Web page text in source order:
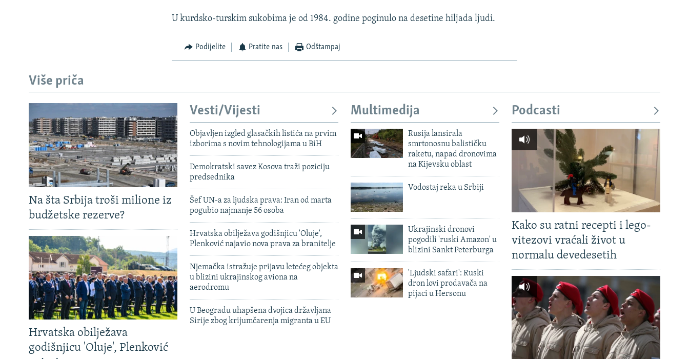
U kurdsko-turskim sukobima je od 1984. godine poginulo na desetine hiljada ljudi.
Podijelite Pratite nas Odštampaj
Više priča
Na šta Srbija troši milione iz
budžetske rezerve?
Hrvatska obilježava
godišnjicu 'Oluje', Plenković
Vesti/Vijesti
Objavljen izgled glasačkih listića na prvim
izborima s novim tehnologijama u BiH
Demokratski savez Kosova traži poziciju
predsednika
Šef UN-a za ljudska prava: Iran od marta
pogubio najmanje 56 osoba
Hrvatska obilježava godišnjicu 'Oluje',
Plenković najavio nova prava za branitelje
Njemačka istražuje prijavu letećeg objekta
u blizini ukrajinskog aviona na
aerodromu
U Beogradu uhapšena dvojica državljana
Sirije zbog krijumčarenja migranta u EU
Multimedija
Rusija lansirala
smrtonosnu balističku
raketu, napad dronovima
na Kijevsku oblast
Vodostaj reka u Srbiji
Ukrajinski dronovi
pogodili 'ruski Amazon' u
blizini Sankt Peterburga
'Ljudski safari': Ruski
dron lovi prodavača na
pijaci u Hersonu
Podcasti
Kako su ratni recepti i lego-
vitezovi vraćali život u
normalu devedesetih